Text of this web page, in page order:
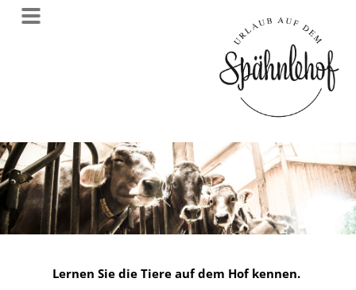
Lernen Sie die Tiere auf dem Hof kennen.